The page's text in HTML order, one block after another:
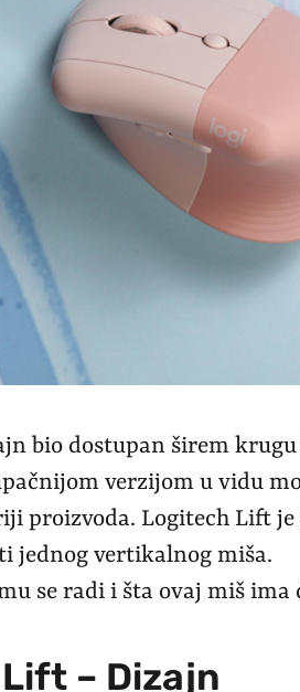
bio dostupan širem
verzijom u vidu
proizvoda. Logitech Lift
jednog vertikalnog miša.
se radi i šta ovaj miš ima
– Dizajn